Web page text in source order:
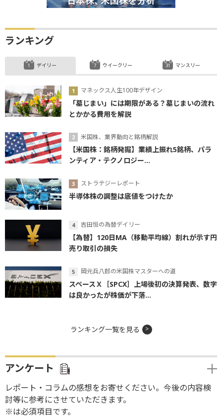
ランキング
デイリー
マネックス人生100年デザイン
「墓じまい」には期限がある？墓じまいの流れ
とかかる費用を解説
米国株、業界動向と銘柄解説
【米国株：銘柄発掘】業績上振れ5銘柄、パラ
ンティア・テクノロジー...
ストラテジーレポート
半導体株の調整は底値をつけたか
吉田恒の為替デイリー
【為替】120日MA（移動平均線）割れが示す円
売り取引の損失
岡元兵八郎の米国株マスターへの道
スペースＸ［SPCX］上場後初の決算発表、数字
は良かったが株価が下落...
ウイークリー マンスリー
ランキング一覧を見る
アンケート
レポート・コラムの感想をお寄せください。今後の内容検
討等に参考にさせていただきます。
※は必須項目です。